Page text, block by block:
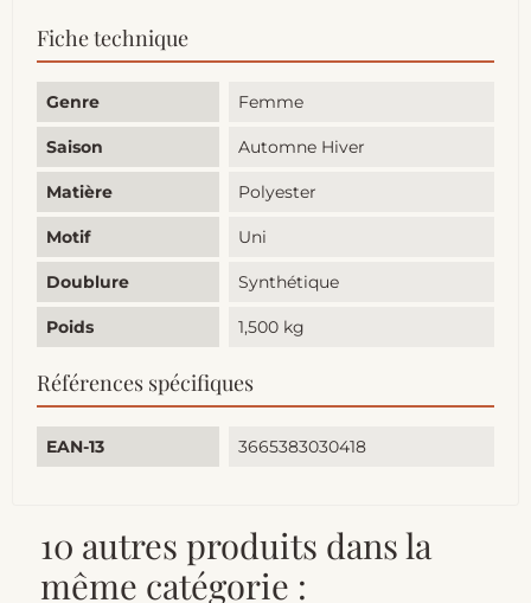
Fiche technique
Genre Femme
Saison Automne Hiver
Matière Polyester
Motif Uni
Doublure Synthétique
Poids 1,500 kg
Références spécifiques
EAN-13 3665383030418
10 autres produits dans la
même catégorie :